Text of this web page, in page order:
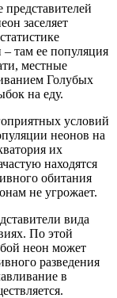
заселяет
– там ее популяция
местные
Голубых
на еду.
условий
неонов на
их
находятся
обитания
не угрожает.
вида
По этой
неон может
разведения
в